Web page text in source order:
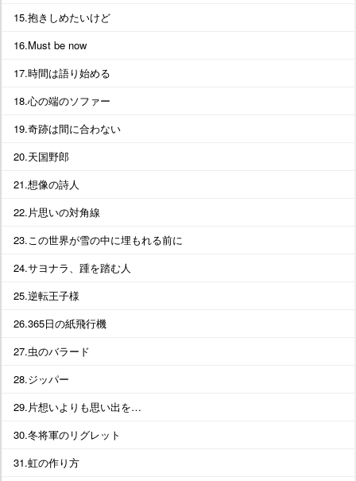
15.抱きしめたいけど
16.Must be now
17.時間は語り始める
18.心の端のソファー
19.奇跡は間に合わない
20.天国野郎
21.想像の詩人
22.片思いの対角線
23.この世界が雪の中に埋もれる前に
24.サヨナラ、踵を踏む人
25.逆転王子様
26.365日の紙飛行機
27.虫のバラード
28.ジッパー
29.片想いよりも思い出を…
30.冬将軍のリグレット
31.虹の作り方